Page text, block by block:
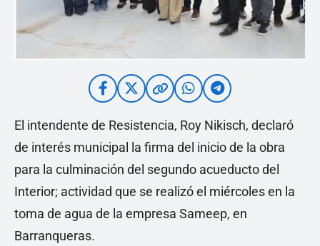
El intendente de Resistencia, Roy Nikisch, declaró
de interés municipal la firma del inicio de la obra
para la culminación del segundo acueducto del
Interior; actividad que se realizó el miércoles en la
toma de agua de la empresa Sameep, en
Barranqueras.